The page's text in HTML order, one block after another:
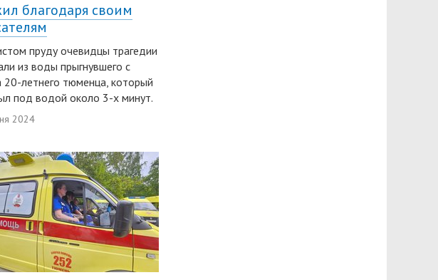
благодаря своим
пруду очевидцы трагедии
из воды прыгнувшего с
20-летнего тюменца, который
под водой около 3-х минут.
2024